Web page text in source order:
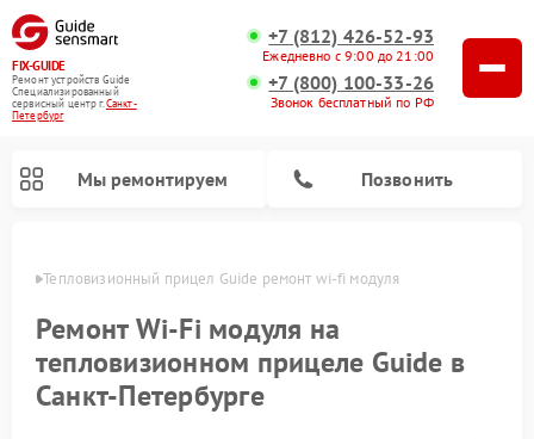
FIX-GUIDE
Ремонт устройств Guide
Специализированный
cервисный центр г.Санкт-
Петербург
+7 (812) 426-52-93
Ежедневно с 9:00 до 21:00
+7 (800) 100-33-26
Звонок бесплатный по РФ
Мы ремонтируем Позвонить
Тепловизионный прицел Guide ремонт wi-fi модуля
Ремонт Wi-Fi модуля на
тепловизионном прицеле Guide в
Санкт-Петербурге